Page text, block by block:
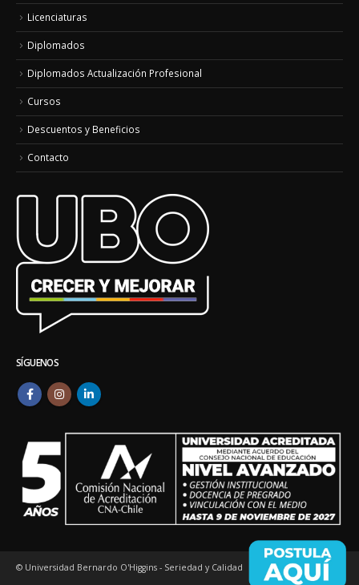
Licenciaturas
Diplomados
Diplomados Actualización Profesional
Cursos
Descuentos y Beneficios
Contacto
SÍGUENOS
© Universidad Bernardo O'Higgins - Seriedad y Calidad